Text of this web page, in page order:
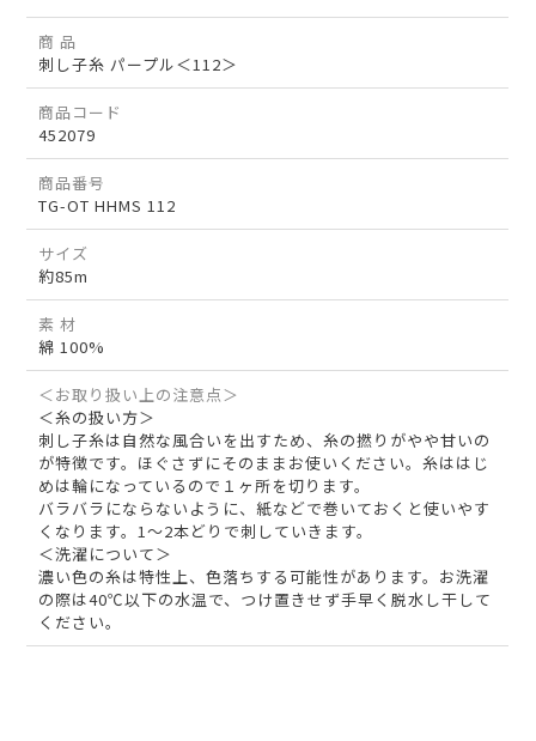
商 品
刺し子糸 パープル＜112＞
商品コード
452079
商品番号
TG-OT HHMS 112
サイズ
約85m
素 材
綿 100%
＜お取り扱い上の注意点＞
＜糸の扱い方＞
刺し子糸は自然な風合いを出すため、糸の撚りがやや甘いの
が特徴です。ほぐさずにそのままお使いください。糸ははじ
めは輪になっているので１ヶ所を切ります。
バラバラにならないように、紙などで巻いておくと使いやす
くなります。1～2本どりで刺していきます。
＜洗濯について＞
濃い色の糸は特性上、色落ちする可能性があります。お洗濯
の際は40℃以下の水温で、つけ置きせず手早く脱水し干して
ください。